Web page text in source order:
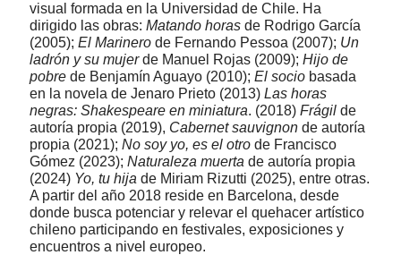
visual formada en la Universidad de Chile. Ha
dirigido las obras: Matando horas de Rodrigo García
(2005); El Marinero de Fernando Pessoa (2007); Un
ladrón y su mujerde Manuel Rojas (2009); Hijo de
pobre de Benjamín Aguayo (2010); El socio basada
en la novela de Jenaro Prieto (2013) Las horas
negras: Shakespeare en miniatura. (2018) Frágil de
autoría propia (2019), Cabernet sauvignon de autoría
propia (2021); No soy yo, es el otro de Francisco
Gómez (2023); Naturaleza muerta de autoría propia
(2024) Yo, tu hija de Miriam Rizutti (2025), entre otras.
A partir del año 2018 reside en Barcelona, desde
donde busca potenciar y relevar el quehacer artístico
chileno participando en festivales, exposiciones y
encuentros a nivel europeo.